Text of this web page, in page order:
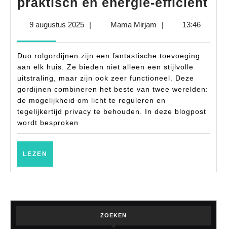
9 augustus 20259
| Mama MirjamMama
| 13:46
Duo rolgordijnen zijn een fantastische toevoeging
aan elk huis. Ze bieden niet alleen een stijlvolle
uitstraling, maar zijn ook zeer functioneel. Deze
gordijnen combineren het beste van twee werelden:
de mogelijkheid om licht te reguleren en
tegelijkertijd privacy te behouden. In deze blogpost
wordt besproken
LEZEN
ZOEKEN